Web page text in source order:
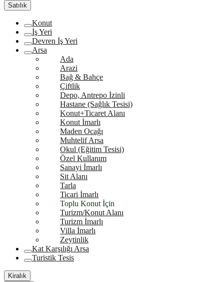
Satılık
Konut
İş Yeri
Devren İş Yeri
Arsa
Ada
Arazi
Bağ & Bahçe
Çiftlik
Depo, Antrepo İzinli
Hastane (Sağlık Tesisi)
Konut+Ticaret Alanı
Konut İmarlı
Maden Ocağı
Muhtelif Arsa
Okul (Eğitim Tesisi)
Özel Kullanım
Sanayi İmarlı
Sit Alanı
Tarla
Ticari İmarlı
Toplu Konut İçin
Turizm/Konut Alanı
Turizm İmarlı
Villa İmarlı
Zeytinlik
Kat Karşılığı Arsa
Turistik Tesis
Kiralık